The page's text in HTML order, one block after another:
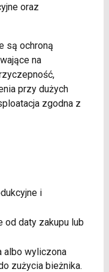
oraz
są ochroną
na
przy dużych
zgodna z
i
od daty zakupu lub
albo wyliczona
zużycia bieżnika.